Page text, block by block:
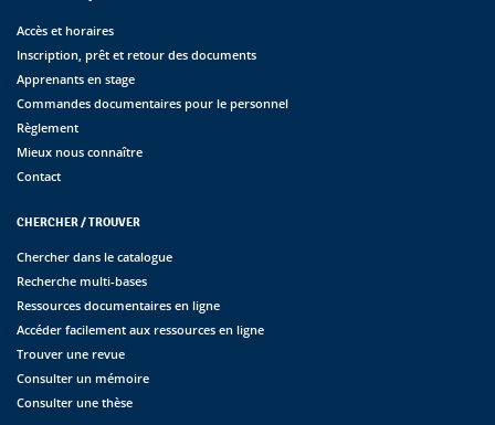
Accès et horaires
Inscription, prêt et retour des documents
Apprenants en stage
Commandes documentaires pour le personnel
Règlement
Mieux nous connaître
Contact
CHERCHER / TROUVER
Chercher dans le catalogue
Recherche multi-bases
Ressources documentaires en ligne
Accéder facilement aux ressources en ligne
Trouver une revue
Consulter un mémoire
Consulter une thèse